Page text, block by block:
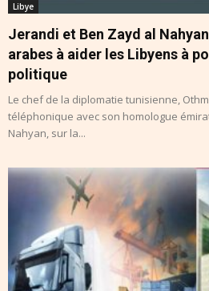
Libye
Jerandi et Ben Zayd al
arabes à aider les Libyens à
politique
Le chef de la diplomatie tunisienne,
téléphonique avec son homologue
Nahyan, sur la...